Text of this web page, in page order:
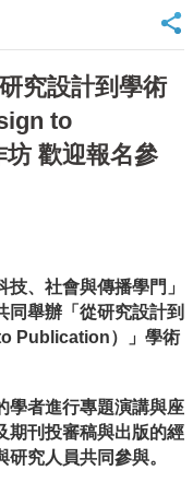
究設計到學術
to
歡迎報名參
、社會與傳播學門」
同舉辦「從研究設計到
Publication）」學術
學者進行專題演講與座
期刊投審稿與出版的經
究人員共同參與。